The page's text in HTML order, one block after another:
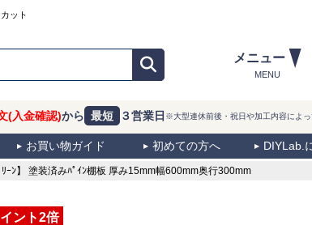
ット
メニュー
MENU
(入金確認)から 最短 ３営業日 ※大型連休前後・祝日や加工内容によ
お買い物ガイド 初めての方へ DIYLab.
】 塗装済みﾊﾟｲﾝ棚板 厚み15mm幅600mm奥行300mm
ント2倍